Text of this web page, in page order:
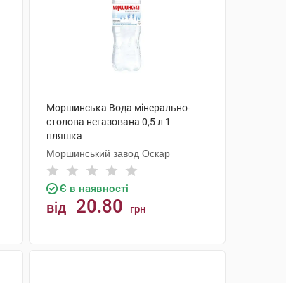
Моршинська Вода мінерально-
столова негазована 0,5 л 1
пляшка
Моршинський завод Оскар
Є в наявності
від 20.80 грн